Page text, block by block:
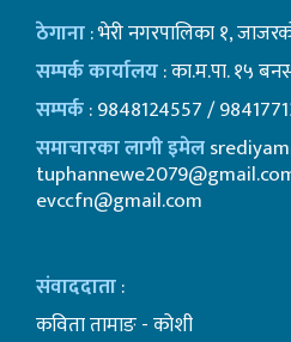
ठेगाना: भेरी नगरपालिका १,
सम्पर्क कार्यालय: का.म.पा. १५
सम्पर्क: 9848124557 /
समाचारका लागी इमेल
evccfn@gmail.com
संवाददाता:
कविता तामाङ - कोशी